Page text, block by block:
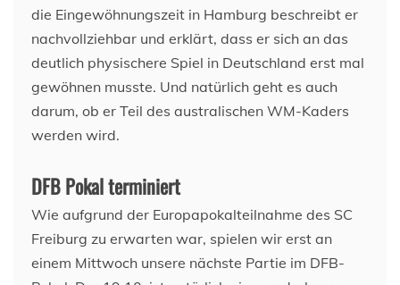
die Eingewöhnungszeit in Hamburg beschreibt er
nachvollziehbar und erklärt, dass er sich an das
deutlich physischere Spiel in Deutschland erst mal
gewöhnen musste. Und natürlich geht es auch
darum, ob er Teil des australischen WM-Kaders
werden wird.
DFB Pokal terminiert
Wie aufgrund der Europapokalteilnahme des SC
Freiburg zu erwarten war, spielen wir erst an
einem Mittwoch unsere nächste Partie im DFB-